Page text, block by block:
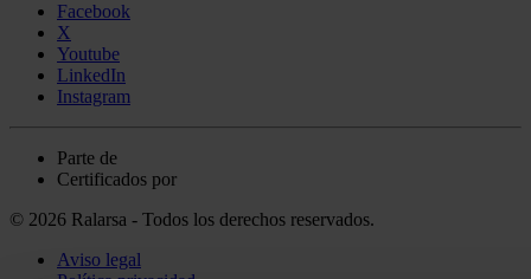
Facebook
X
Youtube
LinkedIn
Instagram
Parte de
Certificados por
© 2026 Ralarsa - Todos los derechos reservados.
Aviso legal